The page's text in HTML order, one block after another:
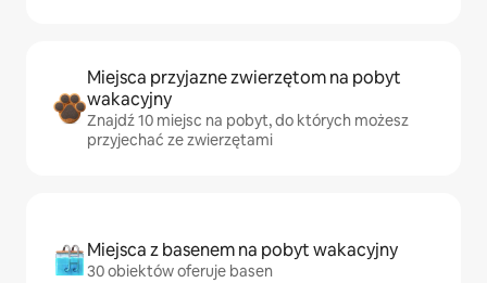
Miejsca przyjazne zwierzętom na pobyt
wakacyjny
Znajdź 10 miejsc na pobyt, do których możesz
przyjechać ze zwierzętami
Miejsca z basenem na pobyt wakacyjny
30 obiektów oferuje basen